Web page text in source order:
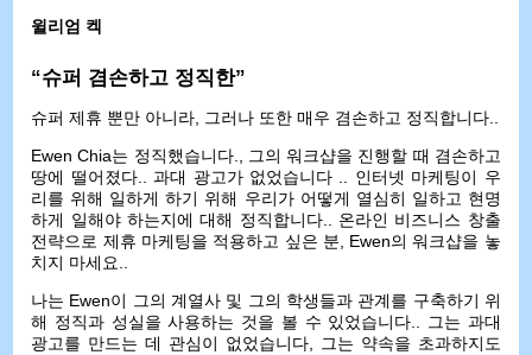
윌리엄 켁
“슈퍼 겸손하고 정직한”
슈퍼 제휴 뿐만 아니라, 그러나 또한 매우 겸손하고 정직합니다..
Ewen Chia는 정직했습니다., 그의 워크샵을 진행할 때 겸손하고
땅에 떨어졌다.. 과대 광고가 없었습니다 .. 인터넷 마케팅이 우
리를 위해 일하게 하기 위해 우리가 어떻게 열심히 일하고 현명
하게 일해야 하는지에 대해 정직합니다.. 온라인 비즈니스 창출
전략으로 제휴 마케팅을 적용하고 싶은 분, Ewen의 워크샵을 놓
치지 마세요..
나는 Ewen이 그의 계열사 및 그의 학생들과 관계를 구축하기 위
해 정직과 성실을 사용하는 것을 볼 수 있었습니다.. 그는 과대
광고를 만드는 데 관심이 없었습니다, 그는 약속을 초과하지도